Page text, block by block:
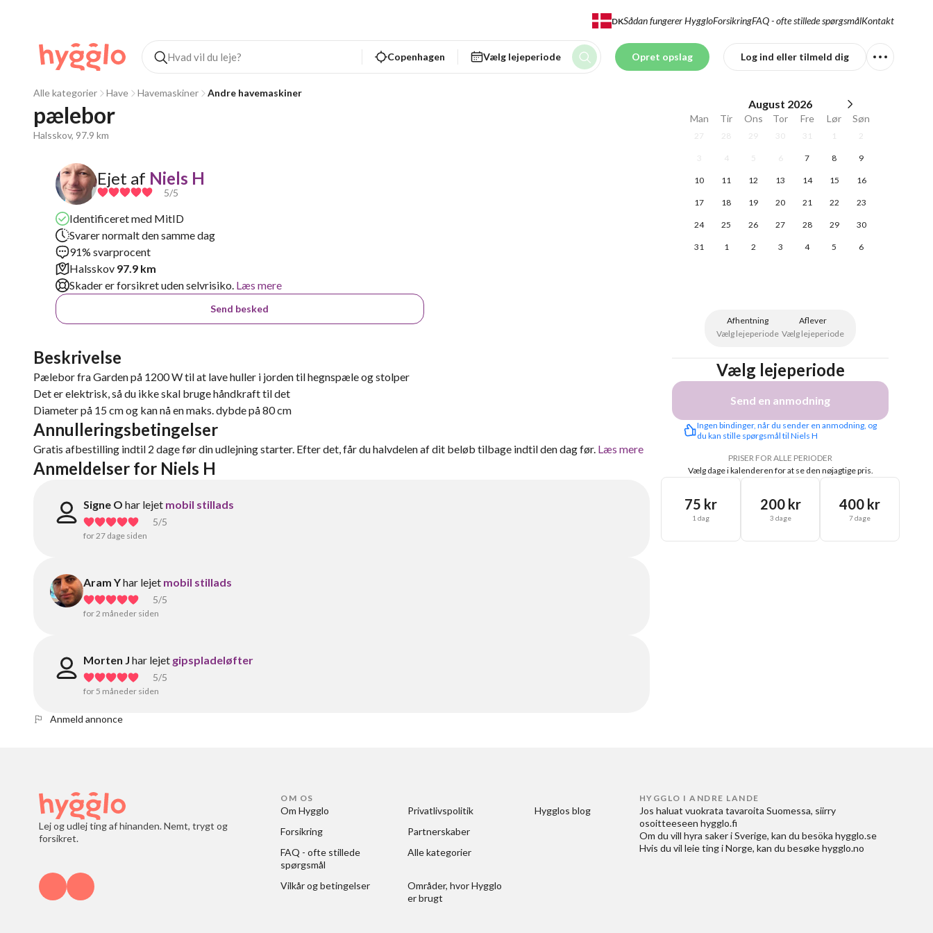
DKSådan fungerer HyggloForsikringFAQ - ofte stillede spørgsmålKontakt
Copenhagen Vælg lejeperiode Opret opslag Log ind eller tilmeld dig
Alle kategorier Have Havemaskiner Andre havemaskiner
pælebor
Halsskov, 97.9 km
Ejet af Niels H
5/5
Identificeret med MitID
Svarer normalt den samme dag
91% svarprocent
Halsskov 97.9 km
Skader er forsikret uden selvrisiko. Læs mere
Send besked
Beskrivelse
Pælebor fra Garden på 1200 W til at lave huller i jorden til hegnspæle og stolper
Det er elektrisk, så du ikke skal bruge håndkraft til det
Diameter på 15 cm og kan nå en maks. dybde på 80 cm
Annulleringsbetingelser
Gratis afbestilling indtil 2 dage før din udlejning starter. Efter det, får du halvdelen af dit beløb tilbage indtil den dag før. Læs mere
Anmeldelser for Niels H
Signe O har lejet mobil stillads
5/5
for 27 dage siden
Aram Yhar lejet mobil stillads
5/5
for 2 måneder siden
Morten J har lejet gipspladeløfter
5/5
for 5 måneder siden
August 2026
Man Tir Ons Tor Fre Lør Søn
27 28 29 30 31 1 2
3 4 5 6 7 8 9
10 11 12 13 14 15 16
17 18 19 20 21 22 23
24 25 26 27 28 29 30
31 1 2 3 4 5 6
Afhentning
Vælg lejeperiode
Aflever
Vælg lejeperiode
Vælg lejeperiode
Send en anmodning
Ingen bindinger, når du sender en anmodning, og
du kan stille spørgsmål til Niels H
PRISER FOR ALLE PERIODER
Vælg dage i kalenderen for at se den nøjagtige pris.
75 kr
1 dag
200 kr
3 dage
400 kr
7 dage
Anmeld annonce
Lej og udlej ting af hinanden. Nemt, trygt og
forsikret.
OM OS
Om Hygglo
Forsikring
FAQ - ofte stillede
spørgsmål
Vilkår og betingelser
Privatlivspolitik
Partnerskaber
Alle kategorier
Områder, hvor Hygglo
er brugt
Hygglos blog
HYGGLO I ANDRE LANDE
Jos haluat vuokrata tavaroita Suomessa, siirry
osoitteeseen hygglo.fi
Om du vill hyra saker i Sverige, kan du besöka hygglo.se
Hvis du vil leie ting i Norge, kan du besøke hygglo.no